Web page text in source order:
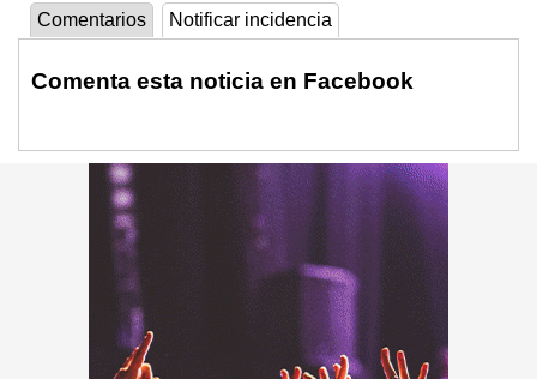
Comentarios Notificar incidencia
Comenta esta noticia en Facebook